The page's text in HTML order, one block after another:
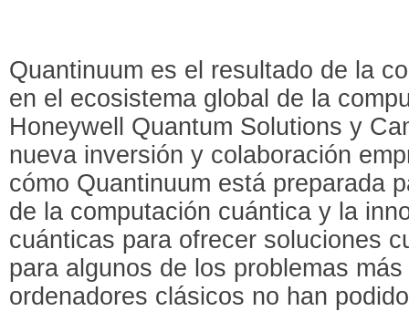
Quantinuum es el resultado de la
en el ecosistema global de la
Honeywell Quantum Solutions y
nueva inversión y colaboración
cómo Quantinuum está preparada
de la computación cuántica y la
cuánticas para ofrecer soluciones
para algunos de los problemas
ordenadores clásicos no han